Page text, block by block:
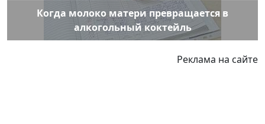
Когда молоко матери превращается в
алкогольный коктейль
Реклама на сайте